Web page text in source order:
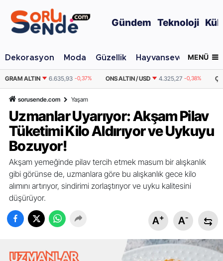
Gündem Teknoloji
Dekorasyon Moda Güzellik Hayvansever MENÜ
ONS ALTIN / USD 4.325,27 -0,38% ÇEYREK ALTIN 10.849,74 -
sorusende.com Yaşam
Uzmanlar Uyarıyor: Akşam Pilav
Tüketimi Kilo Aldırıyor ve Uykuyu
Bozuyor!
Akşam yemeğinde pilav tercih etmek masum bir alışkanlık
gibi görünse de, uzmanlara göre bu alışkanlık gece kilo
alımını artırıyor, sindirimi zorlaştırıyor ve uyku kalitesini
düşürüyor.
A+ A-